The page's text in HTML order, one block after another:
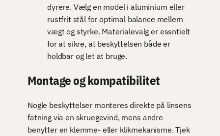
dyrere. Vælg en model i aluminium eller
rustfrit stål for optimal balance mellem
vægt og styrke. Materialevalg er essntielt
for at sikre, at beskyttelsen både er
holdbar og let at bruge.
Montage og kompatibilitet
Nogle beskyttelser monteres direkte på linsens
fatning via en skruegevind, mens andre
benytter en klemme- eller klikmekanisme. Tjek